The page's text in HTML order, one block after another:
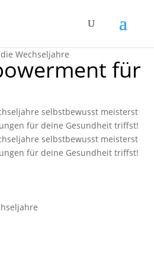
Wechseljahre
für
selbstbewusst meisterst
für deine Gesundheit triffst!
selbstbewusst meisterst
für deine Gesundheit triffst!